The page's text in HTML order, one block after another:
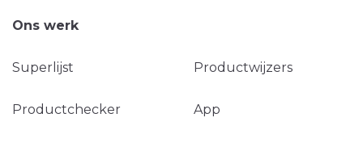
Ons werk
Superlijst Productwijzers
Productchecker App